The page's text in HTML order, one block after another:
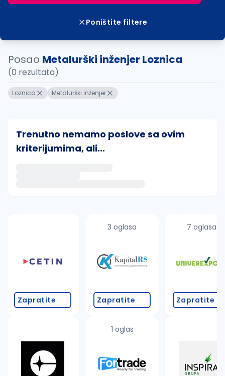
Poništite filtere
Posao Metalurški inženjer Loznica
(0 rezultata)
Loznica Metalurški inženjer
Trenutno nemamo poslove sa ovim
kriterijumima, ali...
proverite pravopisne greške (koristite č, ć, š, đ,
promenite odabrane filtere pretrage
Zapratite
3 oglasa
Zapratite
1 oglas
7 oglasa
Zapratite